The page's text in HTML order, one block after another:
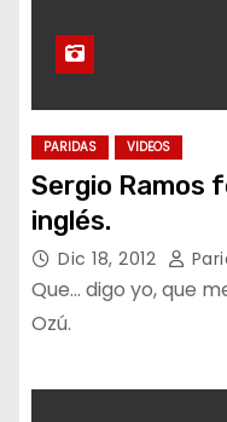
PARIDAS VIDEOS
Sergio Ramos
inglés.
Dic 18, 2012
Que… digo yo, que
Ozú.